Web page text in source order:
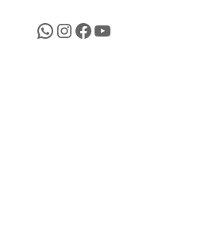
WhatsApp
Instagram
Facebook
YouTube